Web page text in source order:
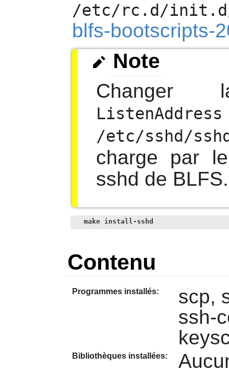
/etc/rc.d/
blfs-bootscripts-
Note
Changer
ListenAddress
/etc/sshd/
charge par
sshd de BLFS.
make install-sshd
Contenu
Programmes installés:
scp,
ssh-
Bibliothèques installées: